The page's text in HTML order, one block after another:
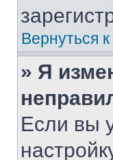
Вернуться
» Я
Если вы